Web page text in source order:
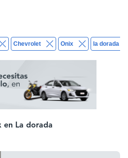
Chevrolet Onix la dorada
en La dorada